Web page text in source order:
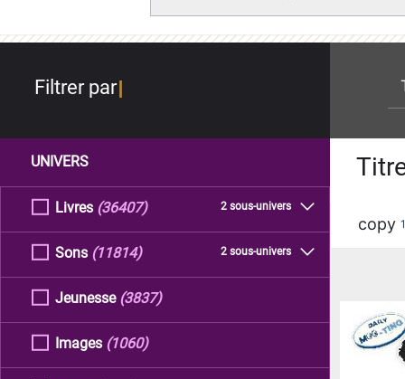
Filtrer par
UNIVERS
Livres 2 sous-univers
(36407)
Sons 2 sous-univers
(11814)
Jeunesse (3837)
Images (1060)
copy